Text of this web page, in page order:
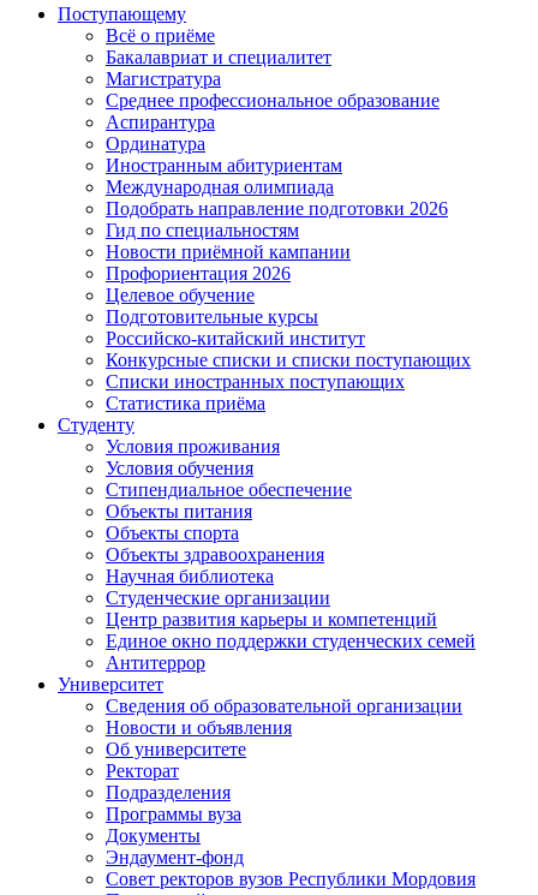
Поступающему
Всё о приёме
Бакалавриат и специалитет
Магистратура
Среднее профессиональное образование
Аспирантура
Ординатура
Иностранным абитуриентам
Международная олимпиада
Подобрать направление подготовки 2026
Гид по специальностям
Новости приёмной кампании
Профориентация 2026
Целевое обучение
Подготовительные курсы
Российско-китайский институт
Конкурсные списки и списки поступающих
Списки иностранных поступающих
Статистика приёма
Студенту
Условия проживания
Условия обучения
Стипендиальное обеспечение
Объекты питания
Объекты спорта
Объекты здравоохранения
Научная библиотека
Студенческие организации
Центр развития карьеры и компетенций
Единое окно поддержки студенческих семей
Антитеррор
Университет
Сведения об образовательной организации
Новости и объявления
Об университете
Ректорат
Подразделения
Программы вуза
Документы
Эндаумент-фонд
Совет ректоров вузов Республики Мордовия